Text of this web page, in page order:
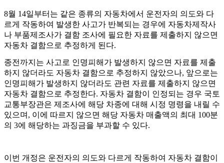
8월 14일부터는 같은 종류의 자동차에서 운전자의 의도와 다
르게 작동하여 발생한 사고가 반복되는 경우에 자동차제작사
나 부품제조사가 결함 조사에 필요한 자료를 제출하지 않으면
자동차 결함으로 추정하게 된다.
종전까지는 사고로 인명피해가 발생하지 않으면 자료를 제출
하지 않더라도 자동차 결함으로 추정하지 않았으나, 앞으로는
인명피해가 발생하지 않더라도 관련 자료를 제출하지 않으면
자동차 결함으로 추정한다. 자동차 결함이 인정되는 경우 국토
교통부장관은 제조사에 해당 차종에 대해 시정 명령을 내릴 수
있으며 , 이에 따르지 않으면 해당 자동차 매출액의 최대 100분
의 3에 해당하는 과징금을 부과할 수 있다.
이번 개정은 운전자의 의도와 다르게 작동하여 자동차 결함이